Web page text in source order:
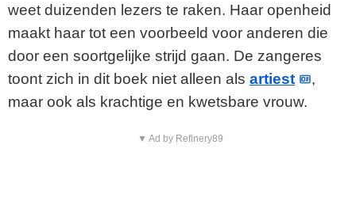
weet duizenden lezers te raken. Haar openheid
maakt haar tot een voorbeeld voor anderen die
door een soortgelijke strijd gaan. De zangeres
toont zich in dit boek niet alleen als artiest
,
maar ook als krachtige en kwetsbare vrouw.
▼ Ad by Refinery89